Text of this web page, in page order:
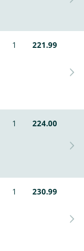
1 221.99
1 224.00
1 230.99